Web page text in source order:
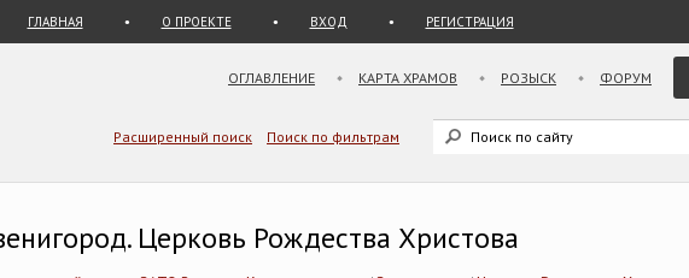
ГЛАВНАЯ О ПРОЕКТЕ ВХОД РЕГИСТРАЦИЯ
ОГЛАВЛЕНИЕ КАРТА ХРАМОВ РОЗЫСК ФОРУМ
Расширенный поиск Поиск по фильтрам
Церковь Рождества Христова